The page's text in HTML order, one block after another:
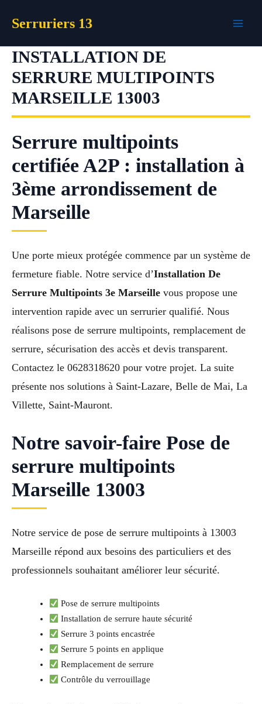
Serruriers 13
INSTALLATION DE
SERRURE MULTIPOINTS
MARSEILLE 13003
Serrure multipoints
certifiée A2P : installation à
3ème arrondissement de
Marseille
Une porte mieux protégée commence par un système de
fermeture fiable. Notre service d’Installation De
Serrure Multipoints 3e Marseille vous propose une
intervention rapide avec un serrurier qualifié. Nous
réalisons pose de serrure multipoints, remplacement de
serrure, sécurisation des accès et devis transparent.
Contactez le 0628318620 pour votre projet. La suite
présente nos solutions à Saint-Lazare, Belle de Mai, La
Villette, Saint-Mauront.
Notre savoir-faire Pose de
serrure multipoints
Marseille 13003
Notre service de pose de serrure multipoints à 13003
Marseille répond aux besoins des particuliers et des
professionnels souhaitant améliorer leur sécurité.
Pose de serrure multipoints
Installation de serrure haute sécurité
Serrure 3 points encastrée
Serrure 5 points en applique
Remplacement de serrure
Contrôle du verrouillage